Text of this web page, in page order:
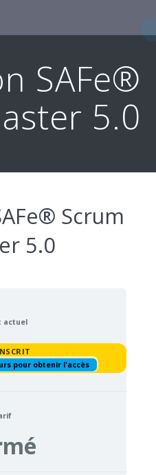
content
SAFe®
5.0
Scrum
5.0
actuel
pour obtenir l'accès